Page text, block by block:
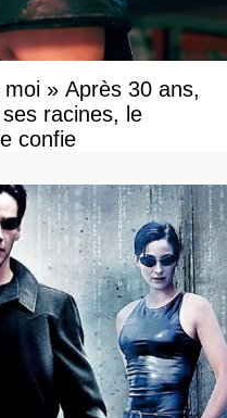
» Après 30 ans,
racines, le
confie